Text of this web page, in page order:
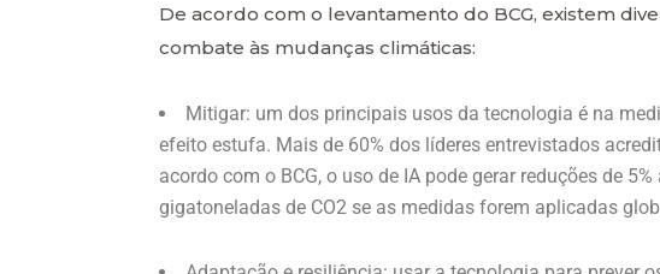
De acordo com o levantamento do BCG, existem
combate às mudanças climáticas:
Mitigar: um dos principais usos da tecnologia é na
efeito estufa. Mais de 60% dos líderes entrevistados
acordo com o BCG, o uso de IA pode gerar reduções de
gigatoneladas de CO2 se as medidas forem aplicadas